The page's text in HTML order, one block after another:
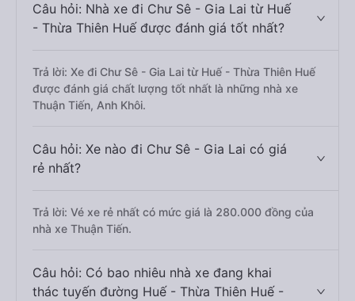
Câu hỏi: Nhà xe đi Chư Sê - Gia Lai từ Huế
- Thừa Thiên Huế được đánh giá tốt nhất?
Trả lời: Xe đi Chư Sê - Gia Lai từ Huế - Thừa Thiên Huế
được đánh giá chất lượng tốt nhất là những nhà xe
Thuận Tiến, Anh Khôi.
Câu hỏi: Xe nào đi Chư Sê - Gia Lai có giá
rẻ nhất?
Trả lời: Vé xe rẻ nhất có mức giá là 280.000 đồng của
nhà xe Thuận Tiến.
Câu hỏi: Có bao nhiêu nhà xe đang khai
thác tuyến đường Huế - Thừa Thiên Huế -